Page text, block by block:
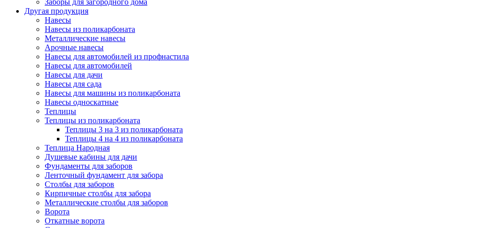
Заборы для загородного дома
Другая продукция
Навесы
Навесы из поликарбоната
Металлические навесы
Арочные навесы
Навесы для автомобилей из профнастила
Навесы для автомобилей
Навесы для дачи
Навесы для сада
Навесы для машины из поликарбоната
Навесы односкатные
Теплицы
Теплицы из поликарбоната
Теплицы 3 на 3 из поликарбоната
Теплицы 4 на 4 из поликарбоната
Теплица Народная
Душевые кабины для дачи
Фундаменты для заборов
Ленточный фундамент для забора
Столбы для заборов
Кирпичные столбы для забора
Металлические столбы для заборов
Ворота
Откатные ворота